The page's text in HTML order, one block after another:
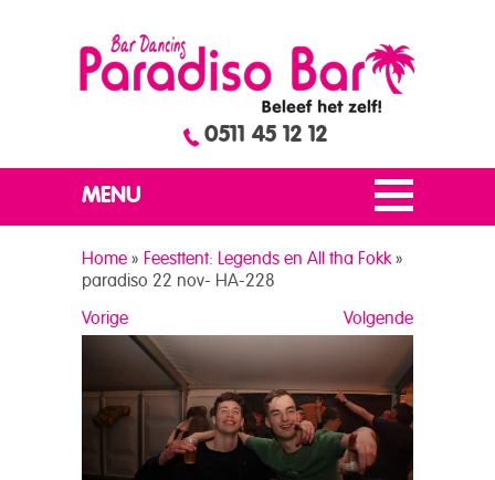
0511 45 12 12
MENU
Home » Feesttent: Legends en All tha Fokk »
paradiso 22 nov- HA-228
Volgende
Vorige